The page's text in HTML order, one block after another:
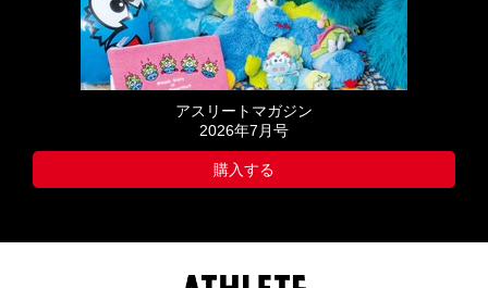
アスリートマガジン
2026年7月号
購入する